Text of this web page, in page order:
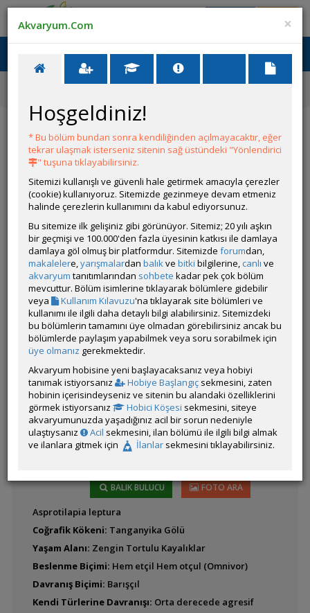
Ana Menü
Ana Sayfa
Tatlı Su Canlıları
Tanganyika Cichlidleri
Asprotilapia leptura
Grubun Diğer Türleri
Liste
Cyprichromis
leptosoma (Leptosoma)
Cyprichromis
microlepidotus
Cyprichromis pavo
Cyprichromis sp.
'Leptosoma Jumbo'
BALIK BULUCU FOTO ARA
Latince
Adı:
Asprotilapia leptura
Coğrafik Kökeni: Tanganyika Gölü
Yaşam Alanı: Zengin Tortulu Kayalıklar
Beslenme Biçimi: Hem etçil Hem otçul (Omnivor)
Davranış Biçimi: Barışçıl
Kendi Türlerine Davranışı: Orta derecede agresif
×
Akvaryum.Com
Hoşgeldiniz!
* Bu bölüm bundan sonra kendiliğinden açılmayacaktır, eğer
tekrar ulaşmak isterseniz sitenin sağ üstündeki "Yönlendirici
" tuşuna tıklayabilirsiniz.
Sitemizi kullanışlı ve güvenli hale getirmek amacıyla çerezler
(cookie) kullanıyoruz. Sitemizde gezinmeye devam etmeniz
halinde çerezlerin kullanımını da kabul ediyorsunuz.
Bu sitemize ilk gelişiniz gibi görünüyor. Sitemiz; 20 yılı aşkın
bir geçmişi ve 100.000'den fazla üyesinin katkısı ile damlaya
damlaya göl olmuş bir platformdur. Sitemizde forumdan,
makalelere,yarışmalardan balıkve bitki bilgilerine, canlı ve
akvaryum tanıtımlarından sohbete kadar pek çok bölüm
mevcuttur. Bölüm isimlerine tıklayarak bölümlere gidebilir
veya
Kullanım Kılavuzu'na tıklayarak site bölümleri ve
kullanımı ile ilgili daha detaylı bilgi alabilirsiniz. Sitemizdeki
bu bölümlerin tamamını üye olmadan görebilirsiniz ancak bu
bölümlerde paylaşım yapabilmek veya soru sorabilmek için
üye olmanız gerekmektedir.
Akvaryum hobisine yeni başlayacaksanız veya hobiyi
tanımak istiyorsanız
Hobiye Başlangıç sekmesini, zaten
hobinin içerisindeyseniz ve sitenin bu alandaki özelliklerini
görmek istiyorsanız
Hobici Köşesi sekmesini, siteye
akvaryumunuzda yaşadığınız acil bir sorun nedeniyle
ulaştıysanız
Acil sekmesini, ilan bölümü ile ilgili bilgi almak
ve ilanlara gitmek için
İlanlar sekmesini tıklayabilirsiniz.